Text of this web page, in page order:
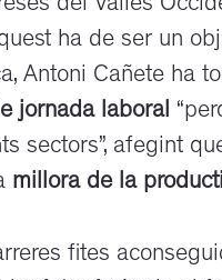
del Vallès
ha de ser un
Antoni Cañete ha
jornada laboral
sectors”, afegint
millora de la
fites